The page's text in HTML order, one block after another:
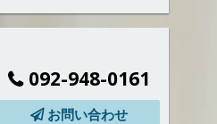
092-948-0161
お問い合わせ